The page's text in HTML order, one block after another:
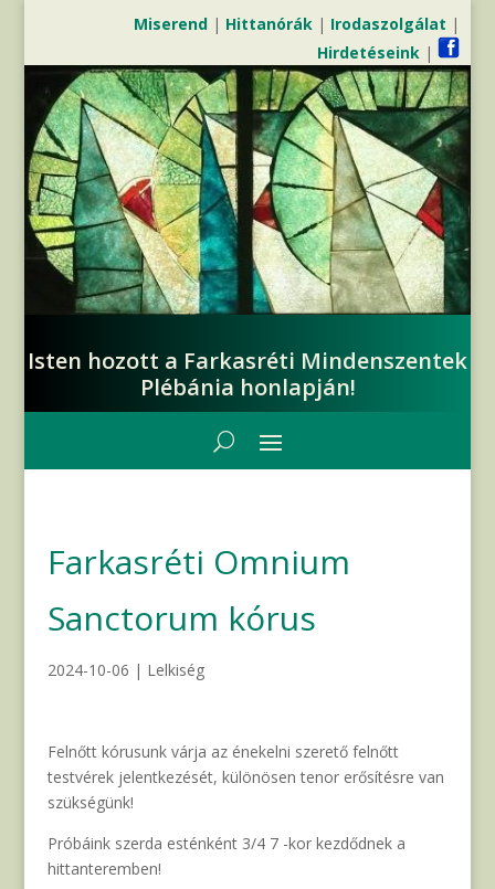
Miserend| Hittanórák| Irodaszolgálat |
Hirdetéseink|
Isten hozott a Farkasréti Mindenszentek
Plébánia honlapján!
Farkasréti Omnium
Sanctorum kórus
2024-10-06 | Lelkiség
Felnőtt kórusunk várja az énekelni szerető felnőtt
testvérek jelentkezését, különösen tenor erősítésre van
szükségünk!
Próbáink szerda esténként 3/4 7 -kor kezdődnek a
hittanteremben!